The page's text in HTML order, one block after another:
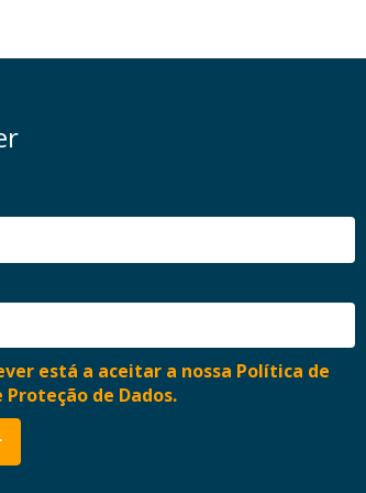
está a aceitar a nossa Política de
Proteção de Dados.